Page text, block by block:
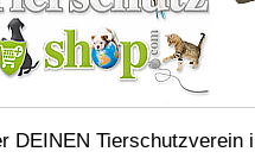
DEINEN Tierschutzverein